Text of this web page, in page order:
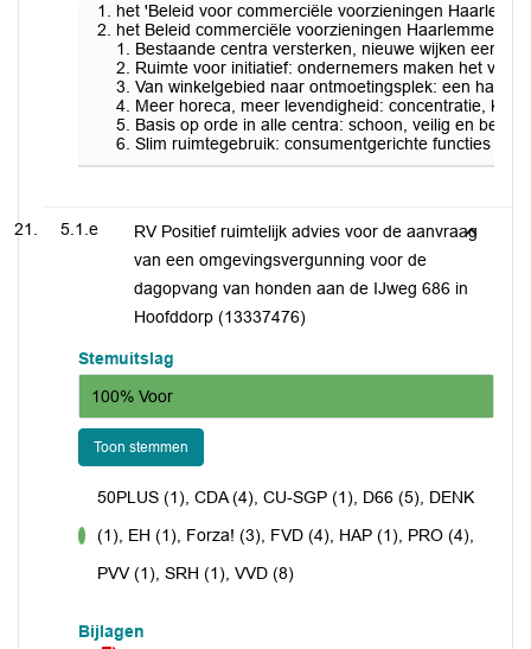
het 'Beleid voor commerciële voorzieningen
het Beleid commerciële voorzieningen
1. Bestaande centra versterken, nieuwe wijken een
2. Ruimte voor initiatief: ondernemers maken het
3. Van winkelgebied naar ontmoetingsplek: een hart
4. Meer horeca, meer levendigheid: concentratie,
5. Basis op orde in alle centra: schoon, veilig en
6. Slim ruimtegebruik: consumentgerichte functies
5.1.e
RV Positief ruimtelijk advies voor de aanvraag
van een omgevingsvergunning voor de
dagopvang van honden aan de IJweg 686 in
Hoofddorp (13337476)
Stemuitslag
100% Voor
Toon stemmen
50PLUS (1), CDA (4), CU-SGP (1), D66 (5), DENK
(1), EH (1), Forza! (3), FVD (4), HAP (1), PRO (4),
PVV (1), SRH (1), VVD (8)
Bijlagen